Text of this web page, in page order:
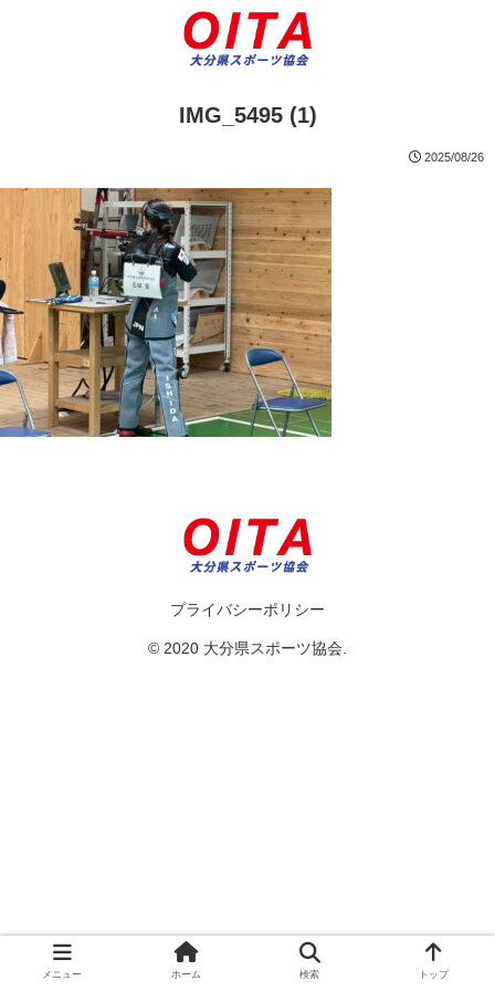
IMG_5495 (1)
2025/08/26
プライバシーポリシー
© 2020 大分県スポーツ協会.
メニュー ホーム 検索 トップ